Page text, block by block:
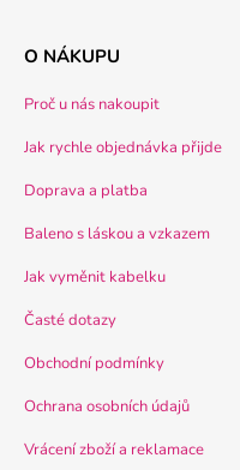
O NÁKUPU
Proč u nás nakoupit
Jak rychle objednávka přijde
Doprava a platba
Baleno s láskou a vzkazem
Jak vyměnit kabelku
Časté dotazy
Obchodní podmínky
Ochrana osobních údajů
Vrácení zboží a reklamace